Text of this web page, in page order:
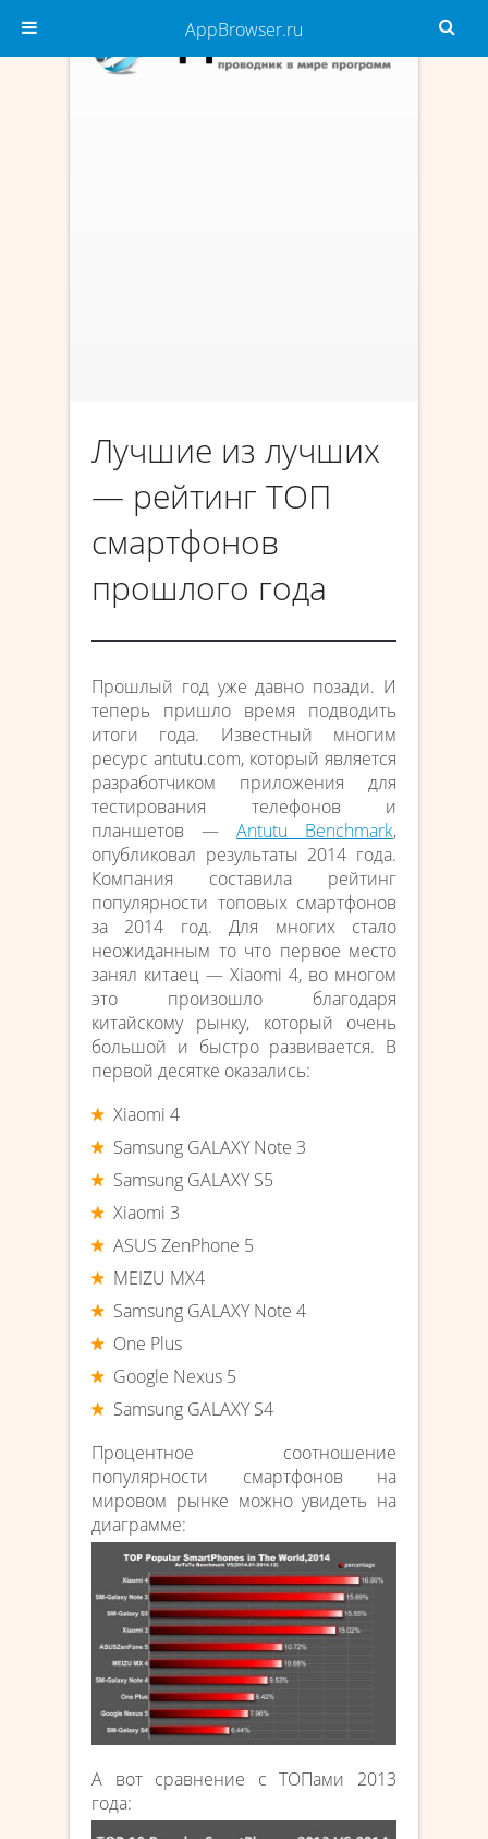
Лучшие из лучших
— рейтинг ТОП
смартфонов
прошлого года
Прошлый год уже давно позади. И
теперь пришло время подводить
итоги года. Известный многим
ресурс antutu.com, который является
разработчиком приложения для
тестирования телефонов и
планшетов — Antutu Benchmark,
опубликовал результаты 2014 года.
Компания составила рейтинг
популярности топовых смартфонов
за 2014 год. Для многих стало
неожиданным то что первое место
занял китаец — Xiaomi 4, во многом
это произошло благодаря
китайскому рынку, который очень
большой и быстро развивается. В
первой десятке оказались:
Xiaomi 4
Samsung GALAXY Note 3
Samsung GALAXY S5
Xiaomi 3
ASUS ZenPhone 5
MEIZU MX4
Samsung GALAXY Note 4
One Plus
Google Nexus 5
Samsung GALAXY S4
Процентное соотношение
популярности смартфонов на
мировом рынке можно увидеть на
диаграмме:
А вот сравнение с ТОПами 2013
года:
AppBrowser.ru